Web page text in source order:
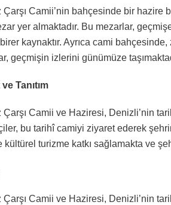
Çarşı Camii’nin bahçesinde bir hazire
yer almaktadır. Bu mezarlar,
kaynaktır. Ayrıca cami
geçmişin izlerini günümüze
Tanıtım
Çarşı Camii ve Haziresi, Denizli’nin
bu tarihî camiyi ziyaret ederek
kültürel turizme katkı sağlamakta ve
Çarşı Camii ve Haziresi, Denizli’nin